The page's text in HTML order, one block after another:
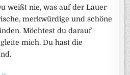
weißt nie, was auf der Lauer
merkwürdige und schöne
Möchtest du darauf
mich. Du hast die
…